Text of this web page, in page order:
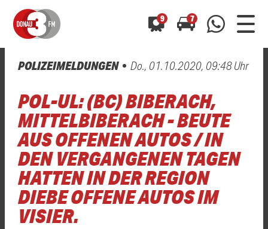
9 7
0800 0 490 400
01520 242 3333
Hast du auch einen Blitzer oder eine Verkehrsbehinderung
gesehen? Ganz einfach melden - kostenlos unter0800 0 490 400
oder perWhatsApp 01520 242 3333
Hast du auch einen Blitzer oder eine Verkehrsbehinderung
gesehen? Ganz einfach melden - kostenlos unter0800 0 490 400
oder perWhatsApp 01520 242 3333
POLIZEIMELDUNGEN Do., 01.10.2020, 09:48 Uhr
POL-UL: (BC) BIBERACH,
MITTELBIBERACH - BEUTE
AUS OFFENEN AUTOS / IN
DEN VERGANGENEN TAGEN
HATTEN IN DER REGION
DIEBE OFFENE AUTOS IM
VISIER.